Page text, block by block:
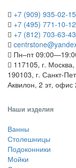
+7 (909) 935-02-15
+7 (495) 771-10-12
+7 (812) 703-63-43
Пн–пт
117105, г.
190103, г. Санкт-
Аквилон, 2 эт, офис
Наши изделия
Ванны
Столешницы
Подоконники
Мойки